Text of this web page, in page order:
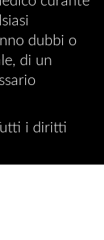
dubbi o
di un
i diritti